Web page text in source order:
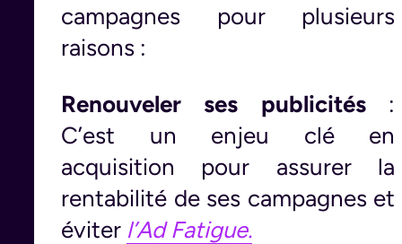
campagnes pour plusieurs
raisons :
Renouveler ses publicités:
C’est un enjeu clé en
acquisition pour assurer la
rentabilité de ses campagnes et
éviter l’Ad Fatigue.